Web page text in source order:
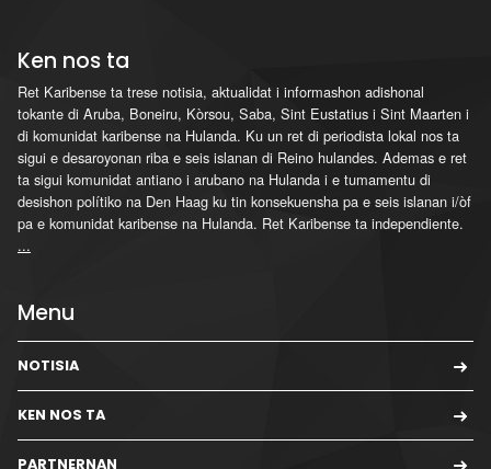
Ken nos ta
Ret Karibense ta trese notisia, aktualidat i informashon adishonal
tokante di Aruba, Boneiru, Kòrsou, Saba, Sint Eustatius i Sint Maarten i
di komunidat karibense na Hulanda. Ku un ret di periodista lokal nos ta
sigui e desaroyonan riba e seis islanan di Reino hulandes. Ademas e ret
ta sigui komunidat antiano i arubano na Hulanda i e tumamentu di
desishon polítiko na Den Haag ku tin konsekuensha pa e seis islanan i/òf
pa e komunidat karibense na Hulanda. Ret Karibense ta independiente.
...
Menu
NOTISIA
KEN NOS TA
PARTNERNAN